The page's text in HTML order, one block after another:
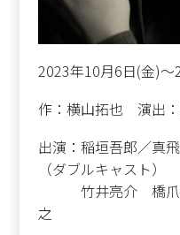
2023年10月6日(金)
作：横山拓也 演出
出演：稲垣吾郎／真
（ダブルキャスト）
竹井亮介 橋爪未
之